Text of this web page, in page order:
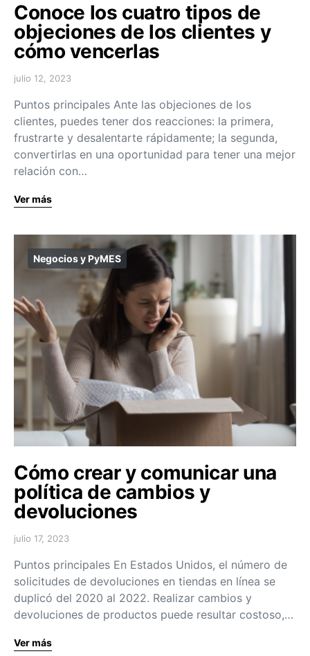
Conoce los cuatro tipos de
objeciones de los clientes y
cómo vencerlas
julio 12, 2023
Puntos principales Ante las objeciones de los
clientes, puedes tener dos reacciones: la primera,
frustrarte y desalentarte rápidamente; la segunda,
convertirlas en una oportunidad para tener una mejor
relación con…
Ver más
Negocios y PyMES
Cómo crear y comunicar una
política de cambios y
devoluciones
julio 17, 2023
Puntos principales En Estados Unidos, el número de
solicitudes de devoluciones en tiendas en línea se
duplicó del 2020 al 2022. Realizar cambios y
devoluciones de productos puede resultar costoso,…
Ver más